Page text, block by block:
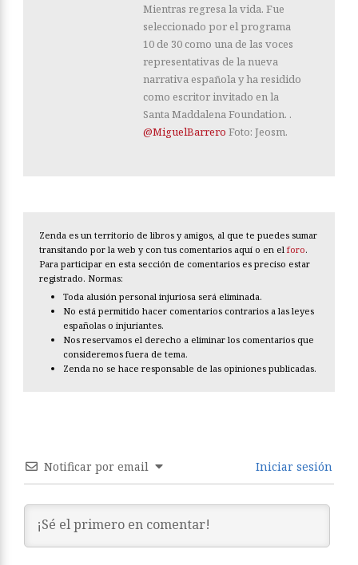
Mientras regresa la vida. Fue
seleccionado por el programa
10 de 30 como una de las voces
representativas de la nueva
narrativa española y ha residido
como escritor invitado en la
Santa Maddalena Foundation. .
@MiguelBarrero Foto: Jeosm.
Zenda es un territorio de libros y amigos, al que te puedes sumar
transitando por la web y con tus comentarios aquí o en el foro.
Para participar en esta sección de comentarios es preciso estar
registrado. Normas:
Toda alusión personal injuriosa será eliminada.
No está permitido hacer comentarios contrarios a las leyes
españolas o injuriantes.
Nos reservamos el derecho a eliminar los comentarios que
consideremos fuera de tema.
Zenda no se hace responsable de las opiniones publicadas.
Notificar por email Iniciar sesión